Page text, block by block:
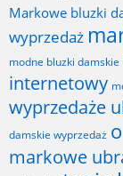
Markowe bluzki
wyprzedaż
modne bluzki damskie
internetowy
wyprzedaże
damskie wyprzedaż
markowe